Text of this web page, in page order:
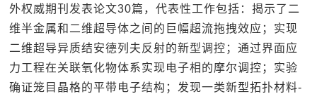
外权威期刊发表论文30篇，代表性工作包括：揭示了二
维半金属和二维超导体之间的巨幅超流拖拽效应；实现
二维超导异质结安德列夫反射的新型调控；通过界面应
力工程在关联氧化物体系实现电子相的摩尔调控；实验
确证笼目晶格的平带电子结构；发现一类新型拓扑材料-